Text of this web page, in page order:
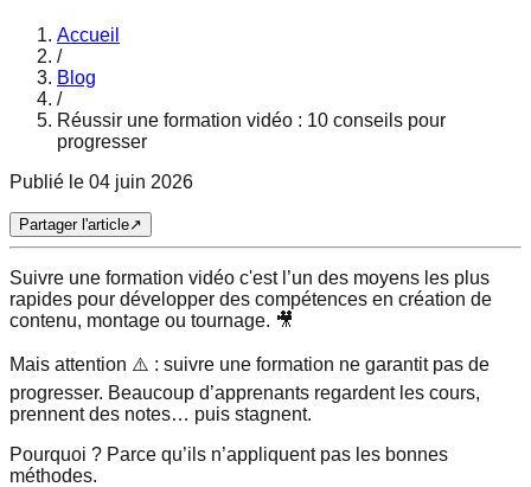
Accueil
/
Blog
/
Réussir une formation vidéo : 10 conseils pour
progresser
Publié le 04 juin 2026
Partager l'article↗
Suivre une formation vidéo c'est l’un des moyens les plus
rapides pour développer des compétences en création de
contenu, montage ou tournage. 🎥
Mais attention ⚠️ : suivre une formation ne garantit pas de
progresser. Beaucoup d’apprenants regardent les cours,
prennent des notes… puis stagnent.
Pourquoi ? Parce qu’ils n’appliquent pas les bonnes
méthodes.